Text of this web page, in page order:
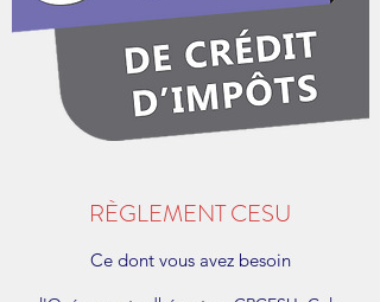
RÈGLEMENT CESU
Ce dont vous avez besoin